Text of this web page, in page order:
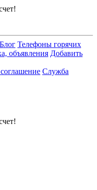
Блог Телефоны горячих
объявления Добавить
Служба